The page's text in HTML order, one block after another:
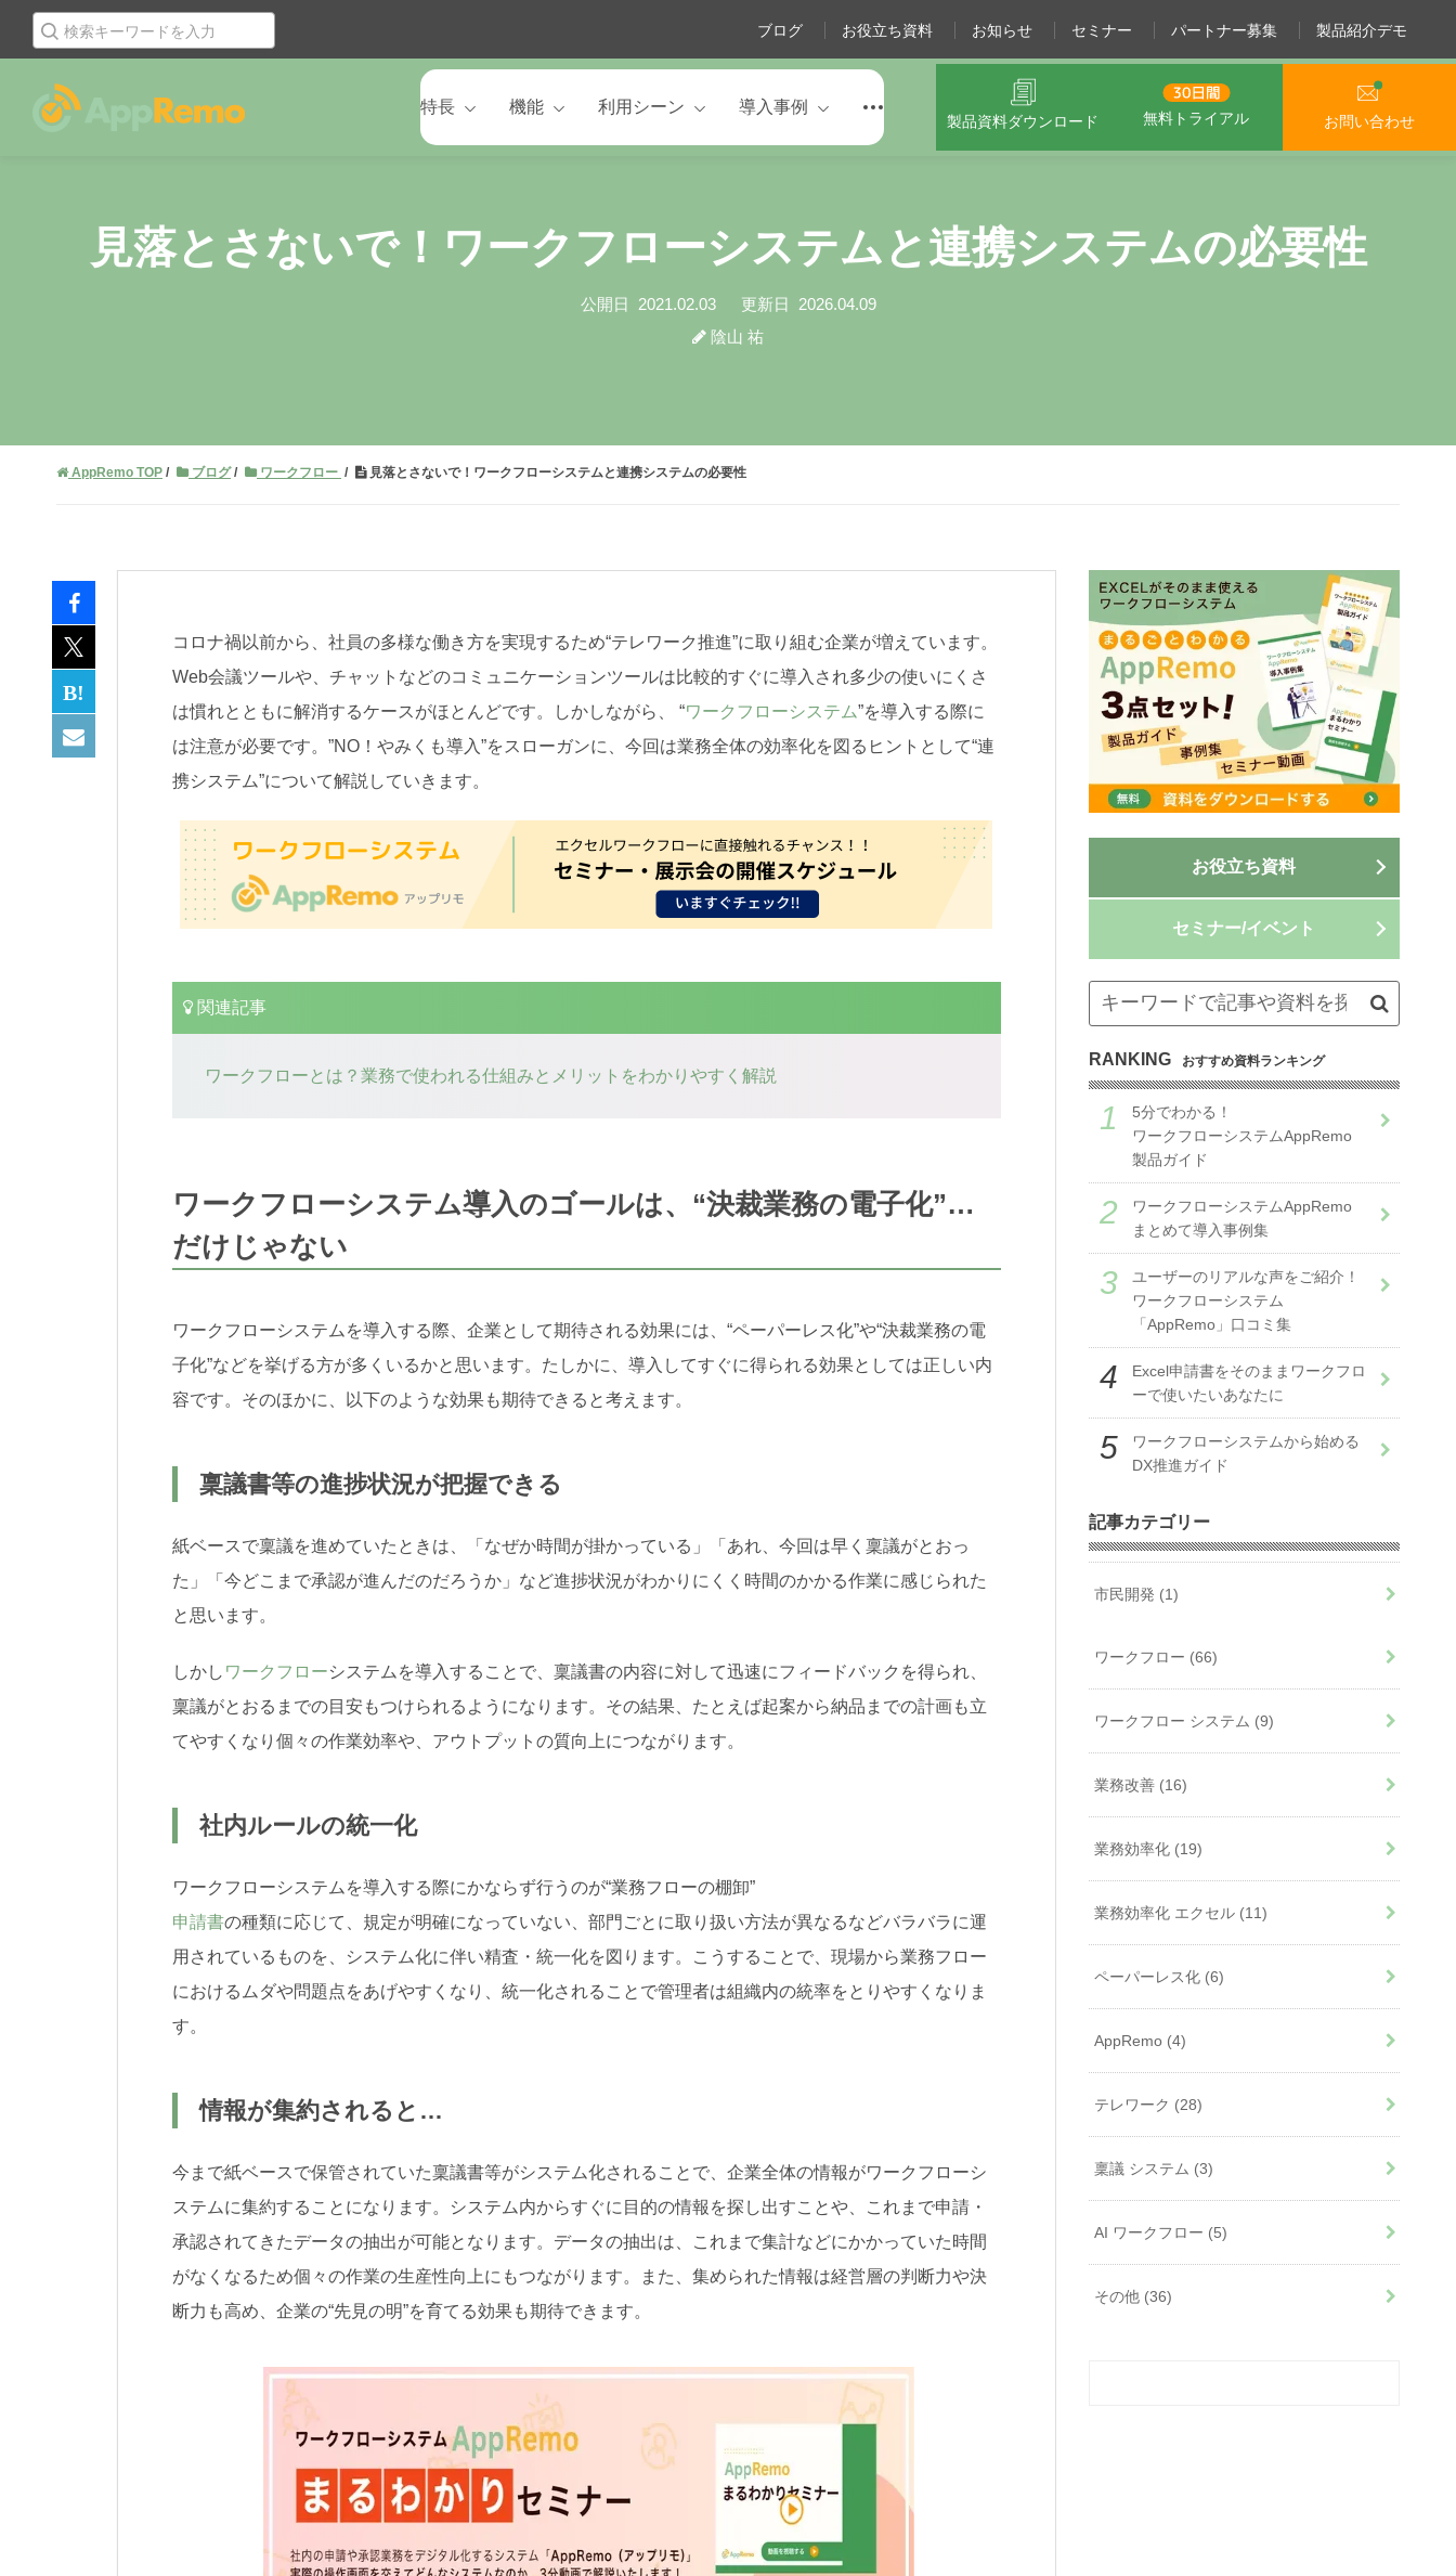
ブログ お役立ち資料 お知らせ セミナー パートナー募集 製品紹介デモ
特長 機能 利用シーン 導入事例
製品資料ダウンロード 無料トライアル お問い合わせ
見落とさないで！ワークフローシステムと連携システムの必要性
公開日 2021.02.03 更新日 2026.04.09
陰山 祐
AppRemo TOP ブログ ワークフロー 見落とさないで！ワークフローシステムと連携システムの必要性
コロナ禍以前から、社員の多様な働き方を実現するため“テレワーク推進”に取り組む企業が増えています。
Web会議ツールや、チャットなどのコミュニケーションツールは比較的すぐに導入され多少の使いにくさ
は慣れとともに解消するケースがほとんどです。しかしながら、 “ワークフローシステム”を導入する際に
は注意が必要です。”NO！やみくも導入”をスローガンに、今回は業務全体の効率化を図るヒントとして“連
携システム”について解説していきます。
関連記事
ワークフローとは？業務で使われる仕組みとメリットをわかりやすく解説
ワークフローシステム導入のゴールは、“決裁業務の電子化”…
だけじゃない
ワークフローシステムを導入する際、企業として期待される効果には、“ペーパーレス化”や“決裁業務の電
子化”などを挙げる方が多くいるかと思います。たしかに、導入してすぐに得られる効果としては正しい内
容です。そのほかに、以下のような効果も期待できると考えます。
稟議書等の進捗状況が把握できる
紙ベースで稟議を進めていたときは、「なぜか時間が掛かっている」「あれ、今回は早く稟議がとおっ
た」「今どこまで承認が進んだのだろうか」など進捗状況がわかりにくく時間のかかる作業に感じられた
と思います。
しかし ワークフローシステムを導入することで、稟議書の内容に対して迅速にフィードバックを得られ、
稟議がとおるまでの目安もつけられるようになります。その結果、たとえば起案から納品までの計画も立
てやすくなり個々の作業効率や、アウトプットの質向上につながります。
社内ルールの統一化
ワークフローシステムを導入する際にかならず行うのが“業務フローの棚卸”
申請書の種類に応じて、規定が明確になっていない、部門ごとに取り扱い方法が異なるなどバラバラに運
用されているものを、システム化に伴い精査・統一化を図ります。こうすることで、現場から業務フロー
におけるムダや問題点をあげやすくなり、統一化されることで管理者は組織内の統率をとりやすくなりま
す。
情報が集約されると…
今まで紙ベースで保管されていた稟議書等がシステム化されることで、企業全体の情報がワークフローシ
ステムに集約することになります。システム内からすぐに目的の情報を探し出すことや、これまで申請・
承認されてきたデータの抽出が可能となります。データの抽出は、これまで集計などにかかっていた時間
がなくなるため個々の作業の生産性向上にもつながります。また、集められた情報は経営層の判断力や決
断力も高め、企業の“先見の明”を育てる効果も期待できます。
お役立ち資料
セミナー/イベント
RANKING おすすめ資料ランキング
5分でわかる！
ワークフローシステムAppRemo
製品ガイド
ワークフローシステムAppRemo
まとめて導入事例集
ユーザーのリアルな声をご紹介！
ワークフローシステム
「AppRemo」口コミ集
Excel申請書をそのままワークフロ
ーで使いたいあなたに
ワークフローシステムから始める
DX推進ガイド
記事カテゴリー
ワークフロー (66)
その他 (36)
テレワーク (28)
業務効率化 (19)
業務改善 (16)
業務効率化 エクセル (11)
ワークフロー システム (9)
ペーパーレス化 (6)
AI ワークフロー (5)
AppRemo (4)
稟議 システム (3)
市民開発 (1)